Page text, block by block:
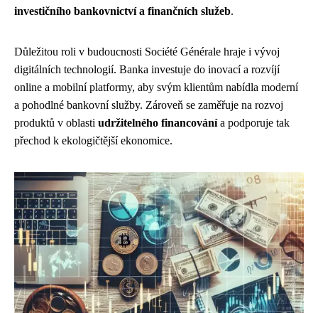
investičního bankovnictví a finančních služeb.
Důležitou roli v budoucnosti Société Générale hraje i vývoj
digitálních technologií. Banka investuje do inovací a rozvíjí
online a mobilní platformy, aby svým klientům nabídla moderní
a pohodlné bankovní služby. Zároveň se zaměřuje na rozvoj
produktů v oblasti udržitelného financovánía podporuje tak
přechod k ekologičtější ekonomice.